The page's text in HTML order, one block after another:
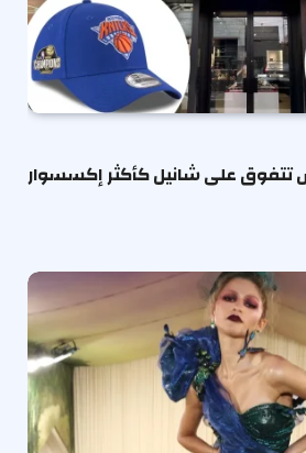
تتفوق على شانيل كأكثر إكسسوار